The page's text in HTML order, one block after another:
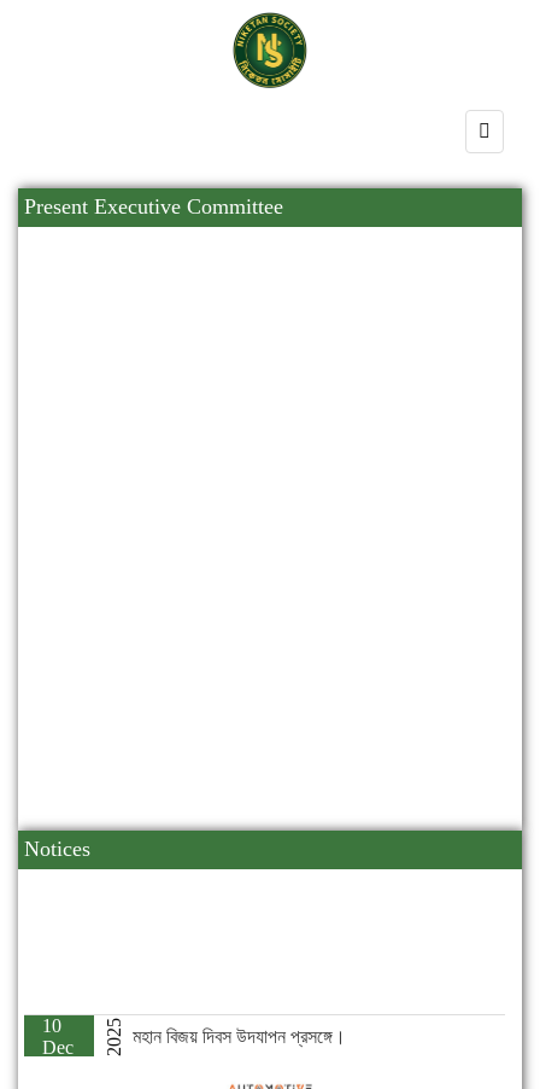
Present Executive Committee
Notices
10
Dec
2025
মহান বিজয় দিবস উদযাপন প্রসঙ্গে।
09
2025